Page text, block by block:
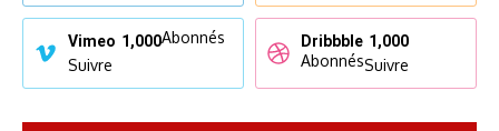
Vimeo 1,000Abonnés
Suivre
Dribbble 1,000
AbonnésSuivre